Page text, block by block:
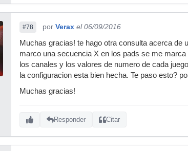
#78 por Verax el 06/09/2016
Muchas gracias! te hago otra consulta acerca de
marco una secuencia X en los pads se me
los canales y los valores de numero de cada
la configuracion esta bien hecha. Te paso esto?
Muchas gracias!
Responder Citar